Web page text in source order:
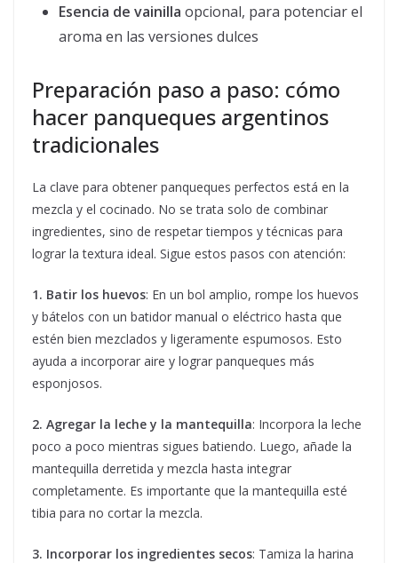
Esencia de vainilla opcional, para potenciar el
aroma en las versiones dulces
Preparación paso a paso: cómo
hacer panqueques argentinos
tradicionales
La clave para obtener panqueques perfectos está en la
mezcla y el cocinado. No se trata solo de combinar
ingredientes, sino de respetar tiempos y técnicas para
lograr la textura ideal. Sigue estos pasos con atención:
1. Batir los huevos: En un bol amplio, rompe los huevos
y bátelos con un batidor manual o eléctrico hasta que
estén bien mezclados y ligeramente espumosos. Esto
ayuda a incorporar aire y lograr panqueques más
esponjosos.
2. Agregar la leche y la mantequilla: Incorpora la leche
poco a poco mientras sigues batiendo. Luego, añade la
mantequilla derretida y mezcla hasta integrar
completamente. Es importante que la mantequilla esté
tibia para no cortar la mezcla.
3. Incorporar los ingredientes secos: Tamiza la harina